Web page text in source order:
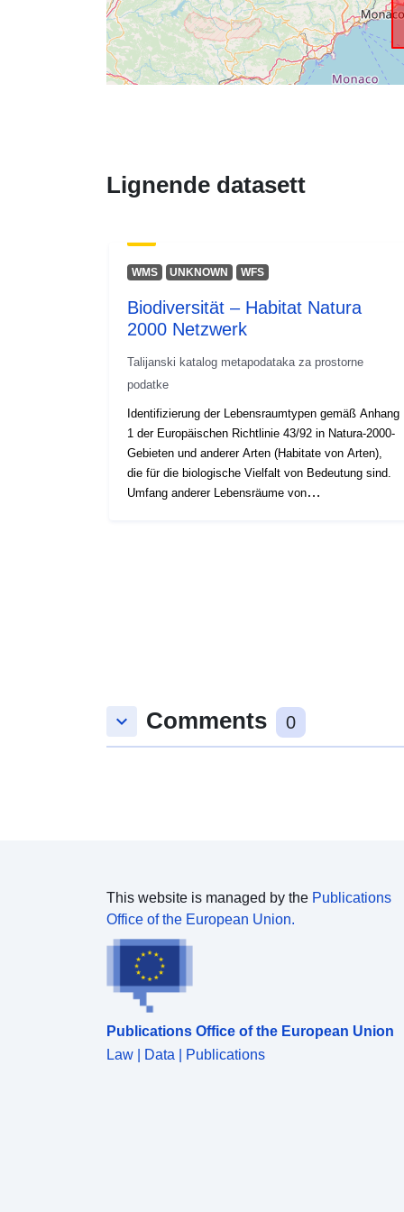
Lignende datasett
WMS UNKNOWN WFS
Biodiversität – Habitat Natura
2000 Netzwerk
Talijanski katalog metapodataka za prostorne
podatke
Identifizierung der Lebensraumtypen gemäß Anhang
1 der Europäischen Richtlinie 43/92 in Natura-2000-
Gebieten und anderer Arten (Habitate von Arten),
die für die biologische Vielfalt von Bedeutung sind.
Umfang anderer Lebensräume von
keyboard_arrow_down Comments 0
This website is managed by the Publications
Office of the European Union.
Publications Office of the European Union
Law | Data | Publications